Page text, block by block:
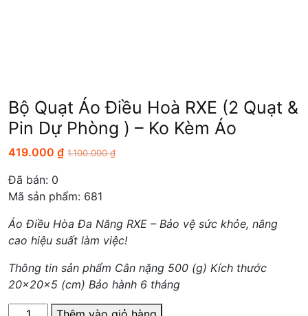
Bộ Quạt Áo Điều Hoà RXE (2 Quạt &
Pin Dự Phòng ) – Ko Kèm Áo
419.000 ₫ 1.100.000₫
Đã bán: 0
Mã sản phẩm: 681
Áo Điều Hòa Đa Năng RXE – Bảo vệ sức khỏe, nâng
cao hiệu suất làm việc!
Thông tin sản phẩm Cân nặng 500 (g) Kích thước
20x20x5 (cm) Bảo hành 6 tháng